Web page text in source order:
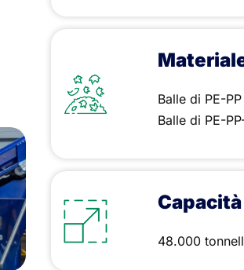
Balle di PE-PP
Balle di PE-
48.000